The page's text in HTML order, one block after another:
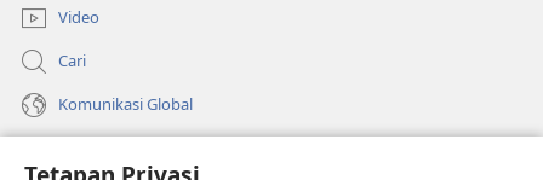
Video
Cari
Komunikasi Global